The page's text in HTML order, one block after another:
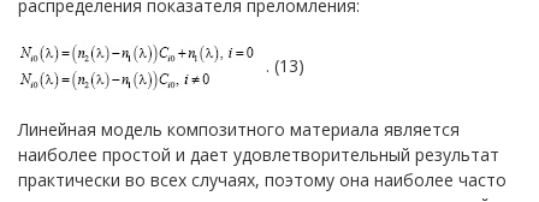
распределения показателя преломления:
. (13)
Линейная модель композитного материала является
наиболее простой и дает удовлетворительный результат
практически во всех случаях, поэтому она наиболее часто